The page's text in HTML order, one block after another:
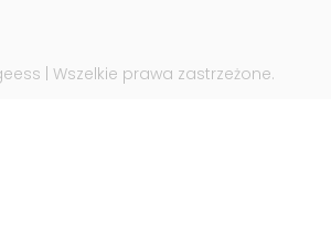
| Wszelkie prawa zastrzeżone.